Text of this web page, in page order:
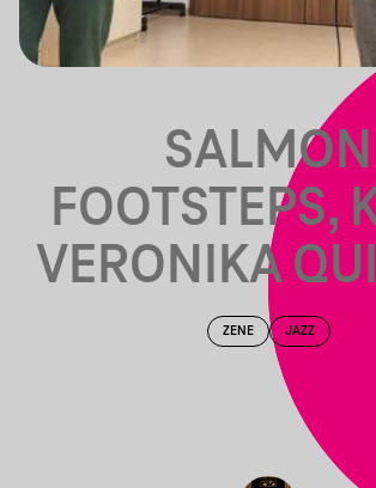
SALMON
FOOTSTEPS,
VERONIKA
ZENE JAZZ